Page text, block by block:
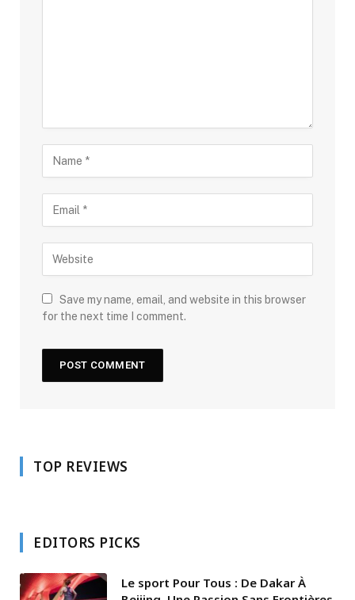
Save my name, email, and website in this browser
for the next time I comment.
TOP REVIEWS
EDITORS PICKS
Le sport Pour Tous : De Dakar À